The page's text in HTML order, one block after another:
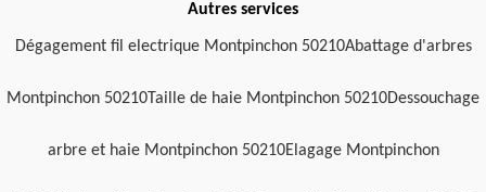
Autres services
Dégagement fil electrique Montpinchon 50210Abattage d'arbres
Montpinchon 50210Taille de haie Montpinchon 50210Dessouchage
arbre et haie Montpinchon 50210Elagage Montpinchon